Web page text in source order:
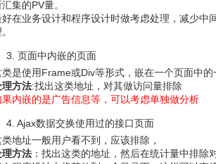
汇集的PV量。
好在业务设计和程序设计时做考虑处理，减少中
3. 页面中内嵌的页面
类是使用Frame或Div等形式，嵌在一个页面中
理方法:找出这类地址，对其做访问量排除
果内嵌的是广告信息等，可以考虑单独做分析
4. Ajax数据交换使用过的接口页面
类地址一般用户看不到，应该排除，
理方法 ：找出这类的地址，然后在统计量中排除